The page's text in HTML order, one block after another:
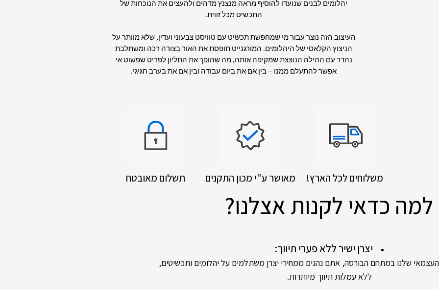
יהלומים לבנים שנועדו להוסיף מראה מנצנץ מדהים ולהעצים את הנוכחות של
התכשיט מכל זווית.
העיצוב הזה נוצר עבור מי שמחפשת תכשיט עם טוויסט צבעוני ועדין, שלא מוותר על
הניצוץ הקלאסי של היהלומים. המורגנייט תופסת את האור בצורה רכה ומשתלבת
נהדר עם ההילה הנוצצת שמקיפה אותה, מה שהופך את התליון לפריט שפשוט אי
אפשר להתעלם ממנו – בין אם את ביום עבודה ובין אם את בערב חגיגי.
תשלום מאובטח מאושר ע"י מכון התקנים
למה כדאי לקנות אצלנו?
יצרן ישיר ללא פערי תיווך:
שלנו במתחם הבורסה, אתם נהנים ממחירי יצרן משתלמים על יהלומים ותכשיטים,
ללא עמלות תיווך מיותרות.